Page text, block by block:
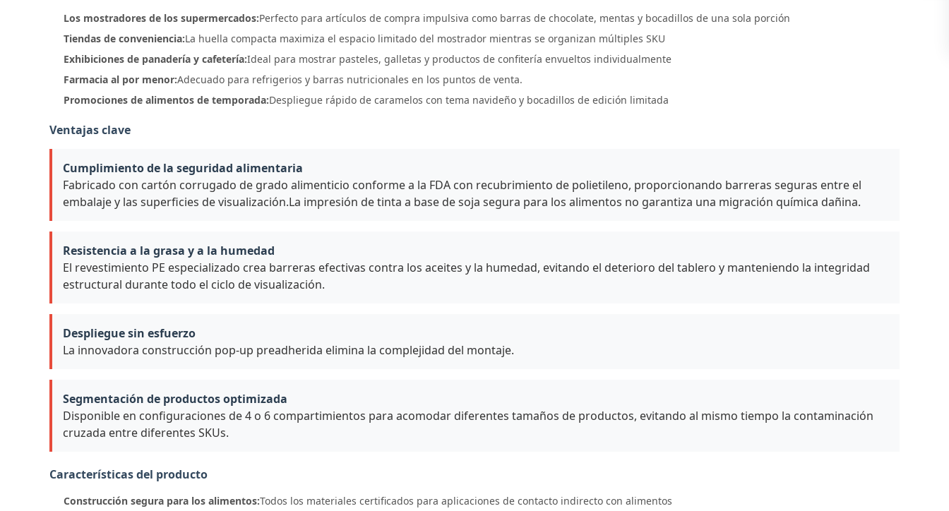
Los mostradores de los supermercados:Perfecto para artículos de compra impulsiva como barras de chocolate, mentas y bocadillos de una sola porción
Tiendas de conveniencia:La huella compacta maximiza el espacio limitado del mostrador mientras se organizan múltiples SKU
Exhibiciones de panadería y cafetería:Ideal para mostrar pasteles, galletas y productos de confitería envueltos individualmente
Farmacia al por menor:Adecuado para refrigerios y barras nutricionales en los puntos de venta.
Promociones de alimentos de temporada:Despliegue rápido de caramelos con tema navideño y bocadillos de edición limitada
Ventajas clave
Cumplimiento de la seguridad alimentaria
Fabricado con cartón corrugado de grado alimenticio conforme a la FDA con recubrimiento de polietileno, proporcionando barreras seguras entre el
embalaje y las superficies de visualización.La impresión de tinta a base de soja segura para los alimentos no garantiza una migración química dañina.
Resistencia a la grasa y a la humedad
El revestimiento PE especializado crea barreras efectivas contra los aceites y la humedad, evitando el deterioro del tablero y manteniendo la integridad
estructural durante todo el ciclo de visualización.
Despliegue sin esfuerzo
La innovadora construcción pop-up preadherida elimina la complejidad del montaje.
Segmentación de productos optimizada
Disponible en configuraciones de 4 o 6 compartimientos para acomodar diferentes tamaños de productos, evitando al mismo tiempo la contaminación
cruzada entre diferentes SKUs.
Características del producto
Construcción segura para los alimentos:Todos los materiales certificados para aplicaciones de contacto indirecto con alimentos